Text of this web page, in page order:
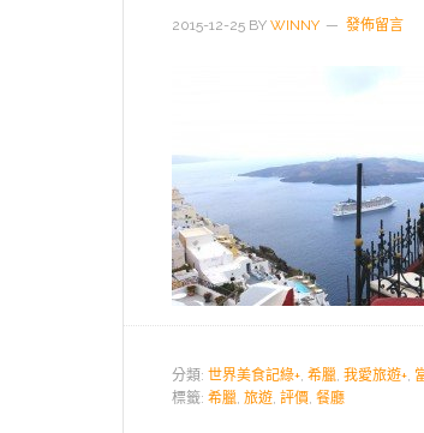
2015-12-25 BY WINNY 發佈留言
分類: 世界美食記綠+, 希臘, 我愛旅遊+,
標籤: 希臘, 旅遊, 評價, 餐廳